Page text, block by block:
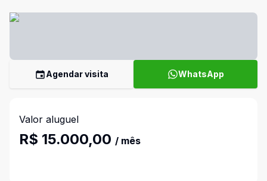
Agendar visita WhatsApp
Valor aluguel
R$ 15.000,00 / mês